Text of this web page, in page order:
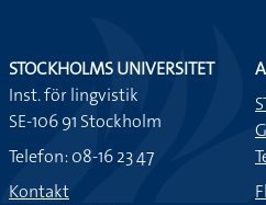
STOCKHOLMS UNIVERSITET
Inst. för lingvistik
SE-106 91 Stockholm
Telefon: 08-16 23 47
Kontakt